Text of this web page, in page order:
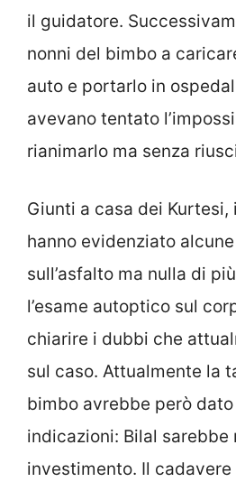
il guidatore.
nonni del bimbo a
auto e portarlo in
avevano tentato
rianimarlo ma senza
Giunti a casa dei Kurtesi, i
hanno evidenziato alcune
sull’asfalto ma nulla di
l’esame autoptico sul
chiarire i dubbi che
sul caso. Attualmente la
bimbo avrebbe però
indicazioni: Bilal sarebbe
investimento. Il